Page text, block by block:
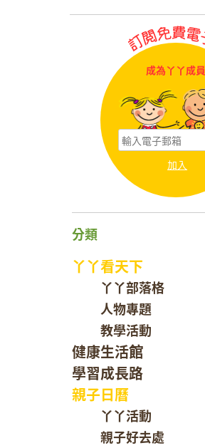
分類
丫丫看天下
丫丫部落格
人物專題
教學活動
健康生活館
學習成長路
親子日曆
丫丫活動
親子好去處
成為丫丫成員